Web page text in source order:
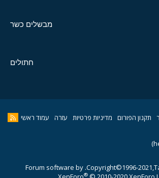
מבשלים כשר
חתולים
תקנון הפורום מדיניות פרטיות עזרה עמוד ראשי
Copyright©1996-
Forum software by
®